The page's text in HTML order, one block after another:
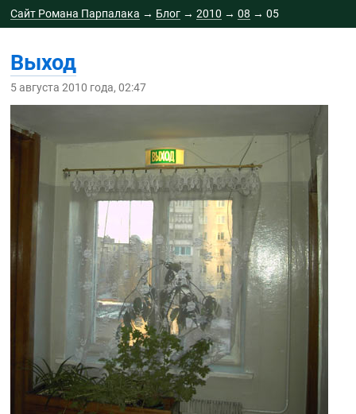
Сайт Романа Парпалака → Блог →2010 →08 →05
Выход
5 августа 2010 года, 02:47